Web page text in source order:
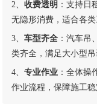
2、收费透明 ：支持日
无隐形消费，适合各类
3、车型齐全 ：汽车吊
类齐全，满足大小型吊
4、专业作业 ：全体操
作业流程，保障施工稳